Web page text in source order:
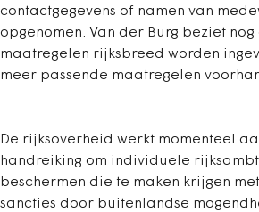
contactgegevens of namen van
opgenomen. Van der Burg beziet nog
maatregelen rijksbreed worden
meer passende maatregelen
De rijksoverheid werkt momenteel
handreiking om individuele
beschermen die te maken krijgen
sancties door buitenlandse